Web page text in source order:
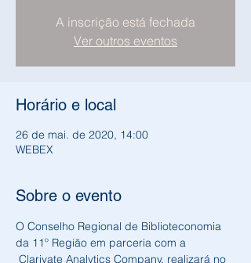
A inscrição está fechada
Ver outros eventos
Horário e local
26 de mai. de 2020, 14:00
WEBEX
Sobre o evento
O Conselho Regional de Biblioteconomia
da 11º Região em parceria com a
Clarivate Analytics Company, realizará no